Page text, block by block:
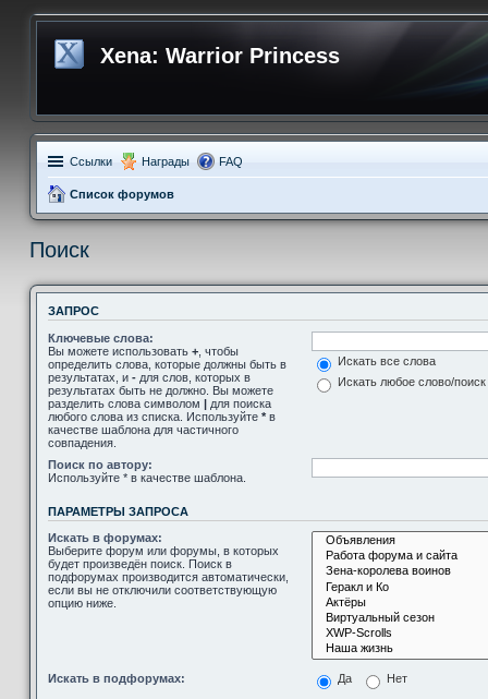
Xena: Warrior Princess
Ссылки Награды FAQ
Список форумов
Поиск
ЗАПРОС
Ключевые слова:
Вы можете использовать + , чтобы
определить слова, которые должны быть в
результатах, и - для слов, которых в
результатах быть не должно. Вы можете
разделить слова символом | для поиска
любого слова из списка. Используйте * в
качестве шаблона для частичного
совпадения.
Искать все слова
Искать любое слово/
Поиск по автору:
Используйте * в качестве шаблона.
ПАРАМЕТРЫ ЗАПРОСА
Искать в форумах:
Выберите форум или форумы, в которых
будет произведён поиск. Поиск в
подфорумах производится автоматически,
если вы не отключили соответствующую
опцию ниже.
Искать в подфорумах: Да Нет